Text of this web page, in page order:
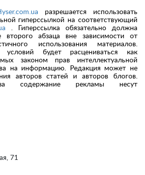
71
разрешается использовать
гиперссылкой на соответствующий
. Гиперссылка обязательно должна
второго абзаца вне зависимости от
использования материалов.
будет расцениваться как
законом прав интеллектуальной
на информацию. Редакция может не
авторов статей и авторов блогов.
за содержание рекламы несут